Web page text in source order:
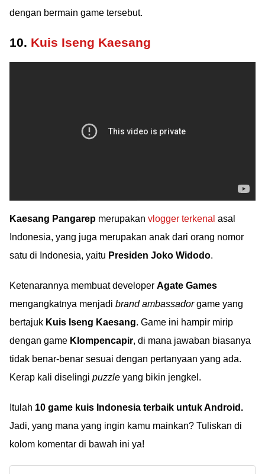
dengan bermain game tersebut.
10. Kuis Iseng Kaesang
Kaesang Pangarep merupakan vlogger terkenal asal
Indonesia, yang juga merupakan anak dari orang nomor
satu di Indonesia, yaitu Presiden Joko Widodo.
Ketenarannya membuat developer Agate Games
mengangkatnya menjadi brand ambassadorgame yang
bertajuk Kuis Iseng Kaesang. Game ini hampir mirip
dengan game Klompencapir, di mana jawaban biasanya
tidak benar-benar sesuai dengan pertanyaan yang ada.
Kerap kali diselingi puzzle yang bikin jengkel.
Itulah 10 game kuis Indonesia terbaik untuk Android.
Jadi, yang mana yang ingin kamu mainkan? Tuliskan di
kolom komentar di bawah ini ya!